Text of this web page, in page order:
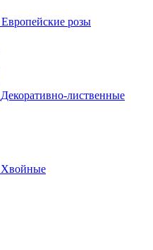
Европейские розы
Декоративно-лиственные
Хвойные